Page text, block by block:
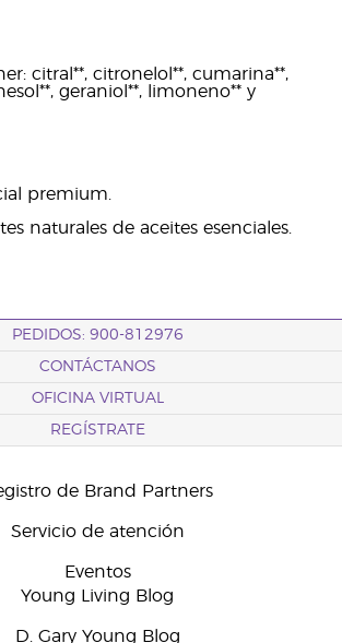
citral**, citronelol**, cumarina**,
geraniol**, limoneno** y
premium.
naturales de aceites esenciales.
PEDIDOS: 900-812976
CONTÁCTANOS
OFICINA VIRTUAL
REGÍSTRATE
de Brand Partners
Servicio de atención
Eventos
Young Living Blog
D. Gary Young Blog